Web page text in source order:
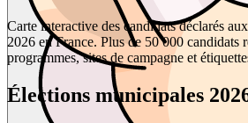
Carte interactive des candidats déclarés
2026 en France. Plus de 50 000 candidats
programmes, sites de campagne et
Élections municipales